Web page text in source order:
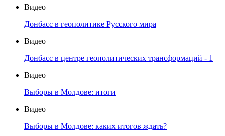
Видео
Донбасс в геополитике Русского мира
Видео
Донбасс в центре геополитических трансформаций - 1
Видео
Выборы в Молдове: итоги
Видео
Выборы в Молдове: каких итогов ждать?